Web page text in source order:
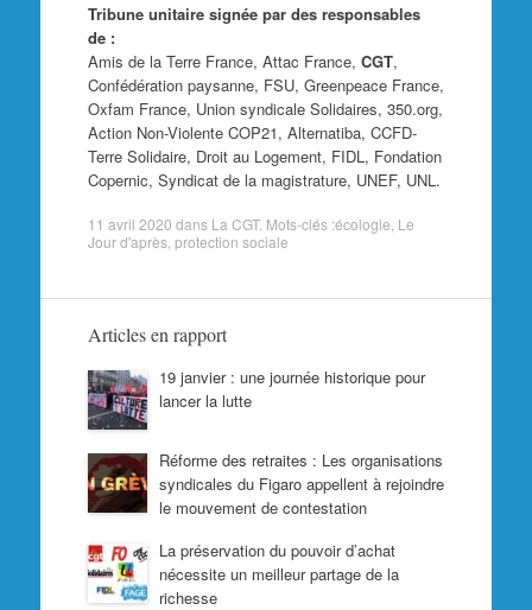
Tribune unitaire signée par des responsables
de :
Amis de la Terre France, Attac France, CGT,
Confédération paysanne, FSU, Greenpeace France,
Oxfam France, Union syndicale Solidaires, 350.org,
Action Non-Violente COP21, Alternatiba, CCFD-
Terre Solidaire, Droit au Logement, FIDL, Fondation
Copernic, Syndicat de la magistrature, UNEF, UNL.
11 avril 2020 dans La CGT. Mots-clés :écologie Le
Jour d'après, protection sociale
Articles en rapport
19 janvier : une journée historique pour
lancer la lutte
Réforme des retraites : Les organisations
syndicales du Figaro appellent à rejoindre
le mouvement de contestation
La préservation du pouvoir d’achat
nécessite un meilleur partage de la
richesse